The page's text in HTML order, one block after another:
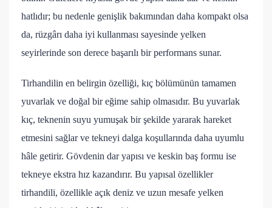
hatlıdır; bu nedenle genişlik bakımından daha kompakt olsa
da, rüzgârı daha iyi kullanması sayesinde yelken
seyirlerinde son derece başarılı bir performans sunar.
Tirhandilin en belirgin özelliği, kıç bölümünün tamamen
yuvarlak ve doğal bir eğime sahip olmasıdır. Bu yuvarlak
kıç, teknenin suyu yumuşak bir şekilde yararak hareket
etmesini sağlar ve tekneyi dalga koşullarında daha uyumlu
hâle getirir. Gövdenin dar yapısı ve keskin baş formu ise
tekneye ekstra hız kazandırır. Bu yapısal özellikler
tirhandili, özellikle açık deniz ve uzun mesafe yelken